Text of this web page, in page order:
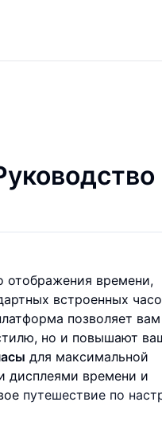
отображения времени,
встроенных
позволяет вам
но и повышают
для максимальной
дисплеями времени и
путешествие по